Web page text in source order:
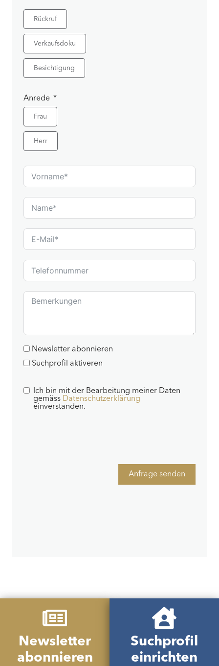
Rückruf
Verkaufsdoku
Besichtigung
Anrede
Frau
Herr
Newsletter abonnieren
Suchprofil aktiveren
Ich bin mit der Bearbeitung meiner Daten
gemäss Datenschutzerklärung
einverstanden.
Anfrage senden
Newsletter
abonnieren
Suchprofil
einrichten